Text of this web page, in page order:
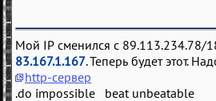
Мой IP сменился с 89.113.234.78/
83.167.1.167. Теперь будет этот.
http-сервер
.do impossible beat unbeatable